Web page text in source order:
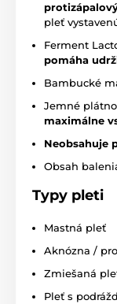
pleť
Ferment
pomáha
Bambucké
Jemné plátno
maximálne
Neobsahuje
Obsah
Typy pleti
Mastná pleť
Aknózna /
Zmiešaná
Pleť s